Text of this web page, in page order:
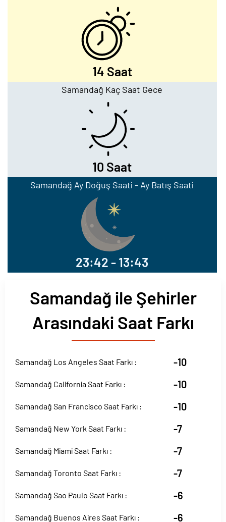
14 Saat
Samandağ Kaç Saat Gece
10 Saat
Samandağ Ay Doğuş Saati - Ay Batış Saati
23:42 - 13:43
Samandağ ile Şehirler
Arasındaki Saat Farkı
Samandağ Los Angeles Saat Farkı : -10
Samandağ California Saat Farkı : -10
Samandağ San Francisco Saat Farkı : -10
Samandağ New York Saat Farkı : -7
Samandağ Miami Saat Farkı : -7
Samandağ Toronto Saat Farkı : -7
Samandağ Sao Paulo Saat Farkı : -6
Samandağ Buenos Aires Saat Farkı : -6